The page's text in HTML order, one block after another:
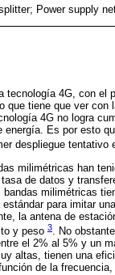
Power supply
tecnología 4G, con
que tiene que ver
4G no logra
Es por esto
despliegue tentativo
milimétricas han
de datos y
milimétricas
para imitar
la antena de
y peso 3. No
el 2% al 5% y un
altas, tienen una
de la